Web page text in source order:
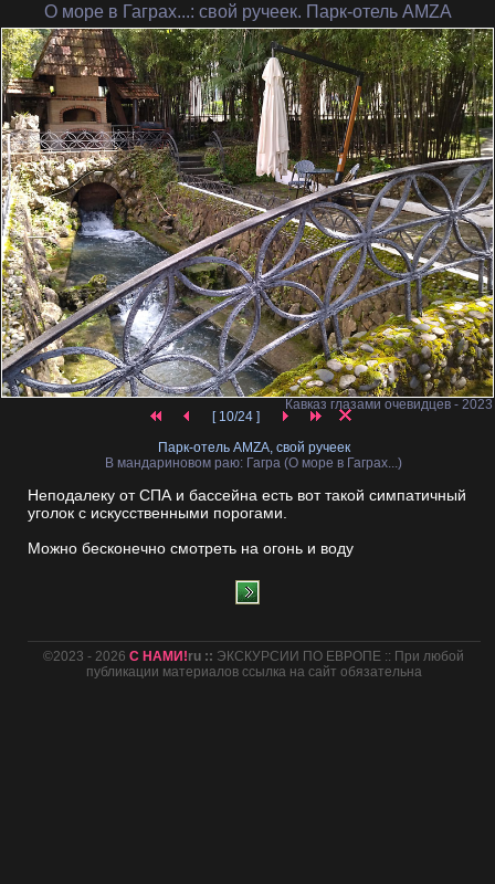
О море в Гаграх...: свой ручеек. Парк-отель AMZA
Кавказ глазами очевидцев - 2023
[ 10/24 ]
Парк-отель AMZA, свой ручеек
В мандариновом раю: Гагра (О море в Гаграх...)
Неподалеку от СПА и бассейна есть вот такой симпатичный
уголок с искусственными порогами.
Можно бесконечно смотреть на огонь и воду
©2023 - 2026С НАМИ!ru :: ЭКСКУРСИИ ПО ЕВРОПЕ :: При любой
публикации материалов ссылка на сайт обязательна